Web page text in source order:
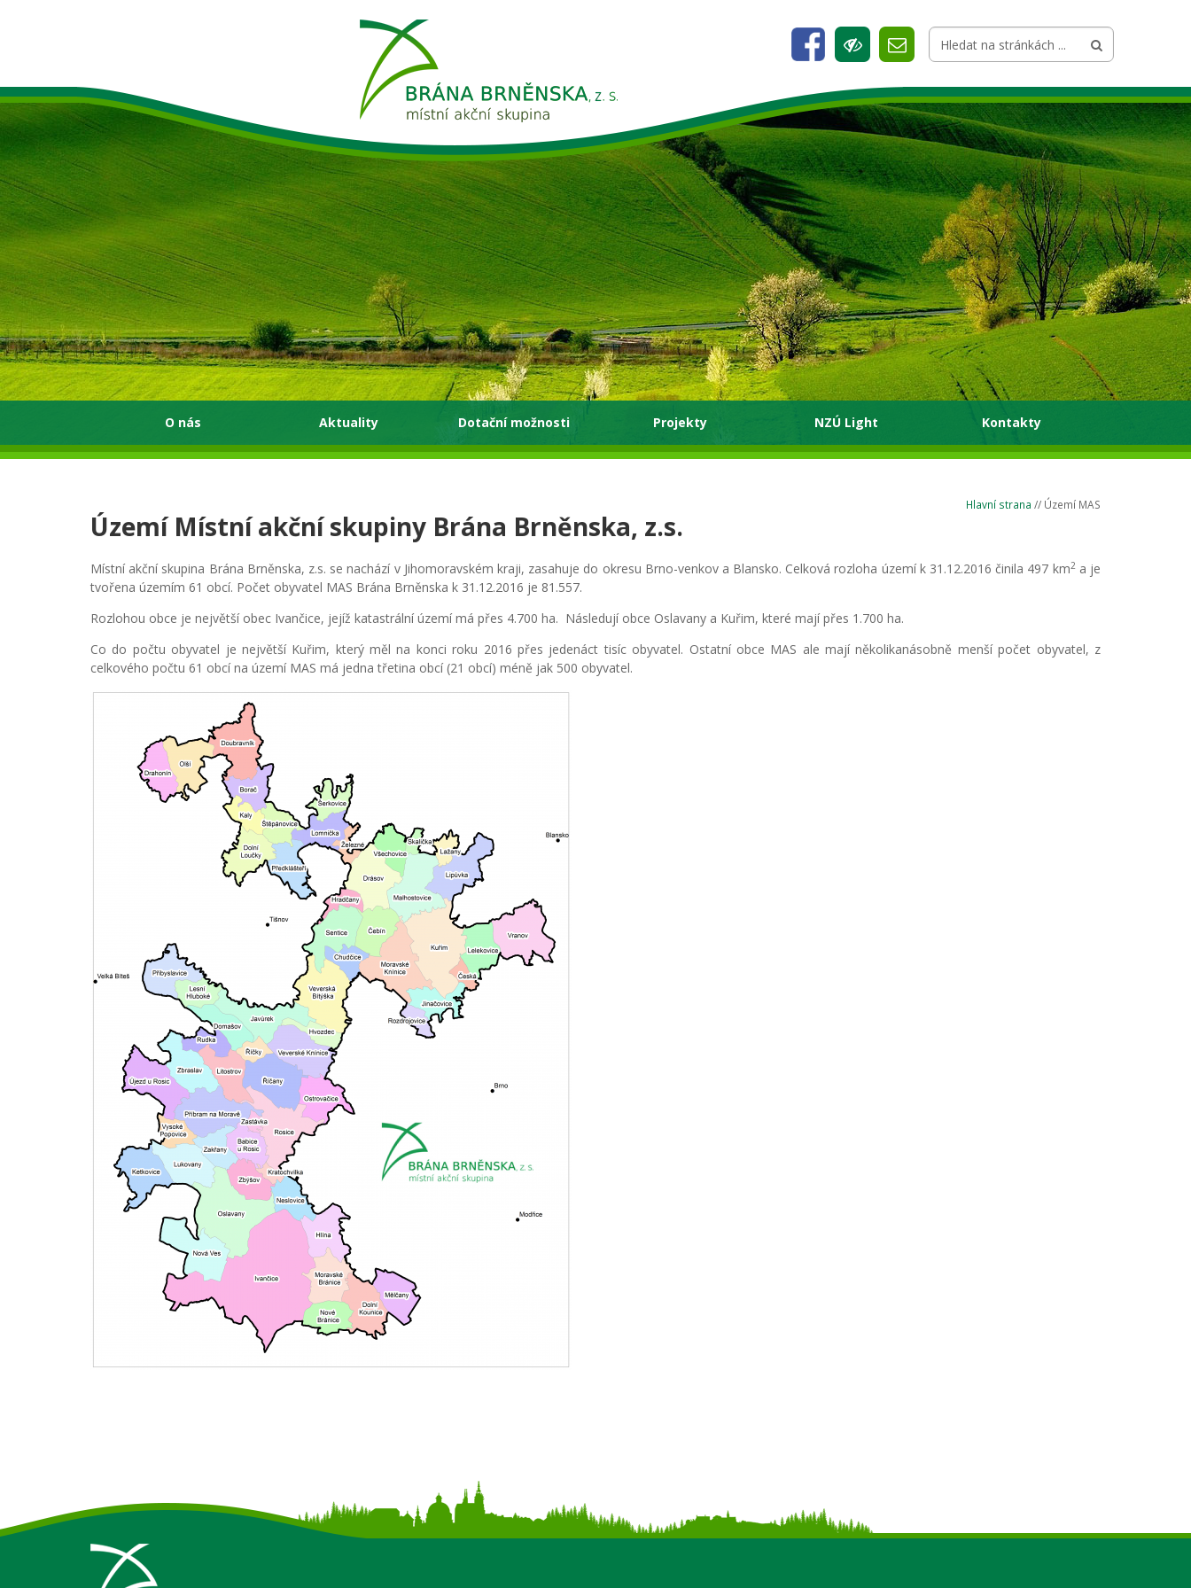
O nás Aktuality Dotační možnosti Projekty NZÚ Light Kontakty
Hlavní strana // Území MAS
Území Místní akční skupiny Brána Brněnska, z.s.
Místní akční skupina Brána Brněnska, z.s. se nachází v Jihomoravském kraji, zasahuje do okresu Brno-venkov a Blansko. Celková rozloha území k 31.12.2016 činila 497 km2a je
tvořena územím 61 obcí. Počet obyvatel MAS Brána Brněnska k 31.12.2016 je 81.557.
Rozlohou obce je největší obec Ivančice, jejíž katastrální území má přes 4.700 ha. Následují obce Oslavany a Kuřim, které mají přes 1.700 ha.
Co do počtu obyvatel je největší Kuřim, který měl na konci roku 2016 přes jedenáct tisíc obyvatel. Ostatní obce MAS ale mají několikanásobně menší počet obyvatel, z
celkového počtu 61 obcí na území MAS má jedna třetina obcí (21 obcí) méně jak 500 obyvatel.